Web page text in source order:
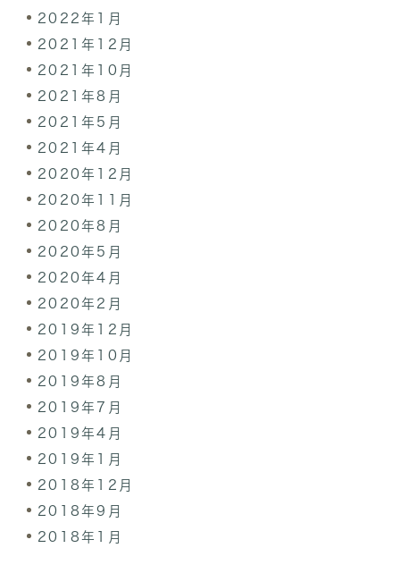
2022年1月
2021年12月
2021年10月
2021年8月
2021年5月
2021年4月
2020年12月
2020年11月
2020年8月
2020年5月
2020年4月
2020年2月
2019年12月
2019年10月
2019年8月
2019年7月
2019年4月
2019年1月
2018年12月
2018年9月
2018年1月